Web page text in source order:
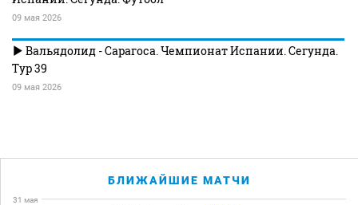
09 мая 2026
Вальядолид - Сарагоса. Чемпионат Испании. Сегунда.
Тур 39
09 мая 2026
БЛИЖАЙШИЕ МАТЧИ
31 мая